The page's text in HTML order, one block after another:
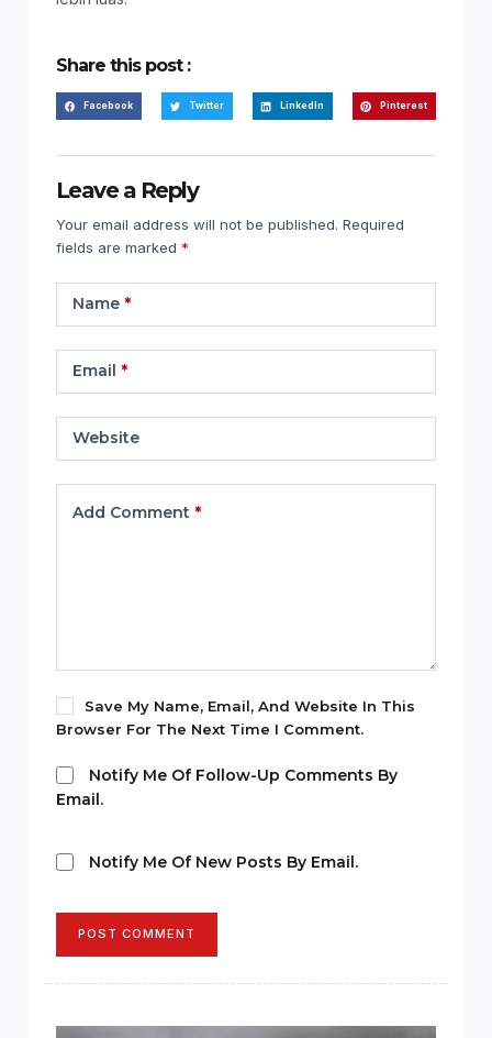
Share this post :
Facebook Twitter LinkedIn Pinterest
Leave a Reply
Your email address will not be published. Required
fields are marked *
Name*
Email *
Website
Add Comment *
Save My Name, Email, And Website In This
Browser For The Next Time I Comment.
Notify Me Of Follow-Up Comments By
Email.
Notify Me Of New Posts By Email.
POST COMMENT